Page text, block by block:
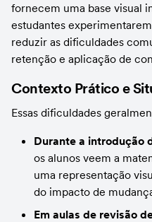
fornecem uma base visual
estudantes
reduzir as dificuldades
retenção e aplicação de
Contexto Prático e
Essas dificuldades
Durante a introdução
os alunos veem a
uma representação
do impacto de
Em aulas de revisão